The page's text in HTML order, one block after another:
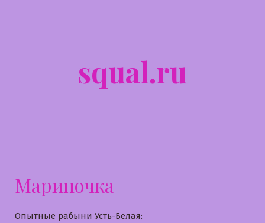
squal.ru
Мариночка
Опытные рабыни Усть-Белая: